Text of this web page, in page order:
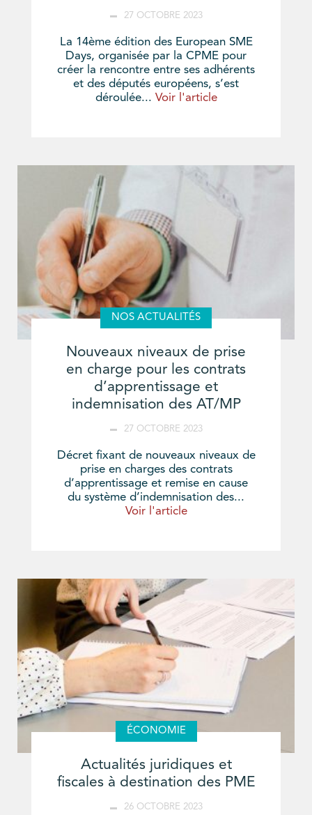
27 OCTOBRE 2023
La 14ème édition des European SME
Days, organisée par la CPME pour
créer la rencontre entre ses adhérents
et des députés européens, s’est
déroulée... Voir l'article
NOS ACTUALITÉS
Nouveaux niveaux de prise
en charge pour les contrats
d’apprentissage et
indemnisation des AT/MP
27 OCTOBRE 2023
Décret fixant de nouveaux niveaux de
prise en charges des contrats
d’apprentissage et remise en cause
du système d’indemnisation des...
Voir l'article
ÉCONOMIE
Actualités juridiques et
fiscales à destination des PME
26 OCTOBRE 2023